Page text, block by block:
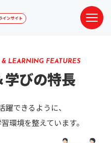
インサイト
LEARNING FEATURES
学びの特長
できるように、
環境を整えています。